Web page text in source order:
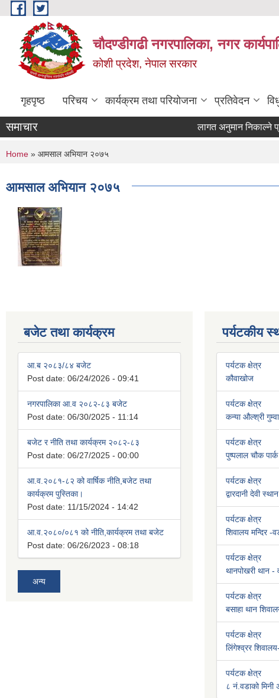
Skip to main content
चौदण्डीगढी नगरपालिका, नगर
कोशी प्रदेश, नेपाल सरकार
गृहपृष्ठ परिचय कार्यक्रम तथा परियोजना प्रतिवेदन
समाचार लागत अनुमान निकाल्ने
खोपकर्ता (भ्याक्सिनेटर)
You are here
Home » आमसाल अभियान २०७५
आमसाल अभियान २०७५
बजेट तथा कार्यक्रम
आ.ब २०८३/८४ बजेट
Post date: 06/24/2026 - 09:41
नगरपालिका आ.व २०८२-८३ बजेट
Post date: 06/30/2025 - 11:14
बजेट र नीति तथा कार्यक्रम २०८२-८३
Post date: 06/27/2025 - 00:00
आ.व.२०८१-८२ को वार्षिक नीति,बजेट तथा
कार्यक्रम पुस्तिका।
Post date: 11/15/2024 - 14:42
आ.व.२०८०/०८१ को नीति,कार्यक्रम तथा बजेट
Post date: 06/26/2023 - 08:18
अन्य
पर्यटकीय
पर्यटक क्षेत्र
कौवाखोज
पर्यटक क्षेत्र
कन्या औल्श्री
पर्यटक क्षेत्र
पुष्पलाल चौक
पर्यटक क्षेत्र
द्वारदानी देवी
पर्यटक क्षेत्र
शिवालय मन्दिर -
पर्यटक क्षेत्र
थानपोखरी थान -
पर्यटक क्षेत्र
बसाहा थान
पर्यटक क्षेत्र
लिंगेश्व्रर
पर्यटक क्षेत्र
८ नं.वडाको मिनी